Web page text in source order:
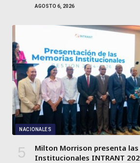
AGOSTO 6, 2026
NACIONALES
Milton Morrison presenta
Institucionales INTRANT